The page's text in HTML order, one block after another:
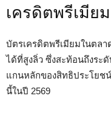
เครดิตพรีเมียม
บัตรเครดิตพรีเมียมในตล
ได้ที่สูงลิ่ว ซึ่งสะท้อนถึงระ
แกนหลักของสิทธิประโยช
นี้ในปี 2569